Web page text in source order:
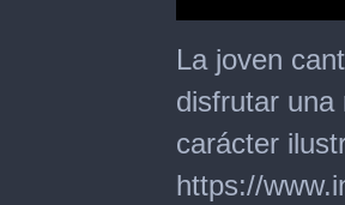
seconds
of
seconds
La joven
disfrutar una
carácter
https://